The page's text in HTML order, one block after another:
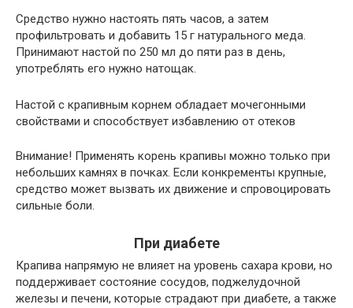
Средство нужно настоять пять часов, а затем
профильтровать и добавить 15 г натурального меда.
Принимают настой по 250 мл до пяти раз в день,
употреблять его нужно натощак.
Настой с крапивным корнем обладает мочегонными
свойствами и способствует избавлению от отеков
Внимание! Применять корень крапивы можно только при
небольших камнях в почках. Если конкременты крупные,
средство может вызвать их движение и спровоцировать
сильные боли.
При диабете
Крапива напрямую не влияет на уровень сахара крови, но
поддерживает состояние сосудов, поджелудочной
железы и печени, которые страдают при диабете, а также